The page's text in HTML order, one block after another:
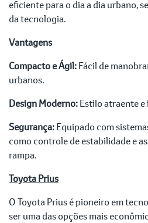
eficiente para o dia a dia urbano,
da tecnologia.
Vantagens
Compacto e Ágil:Fácil de
urbanos.
Design Moderno:Estilo atraente
Segurança:Equipado com
como controle de estabilidade e
rampa.
Toyota Prius
O Toyota Prius é pioneiro em
ser uma das opções mais